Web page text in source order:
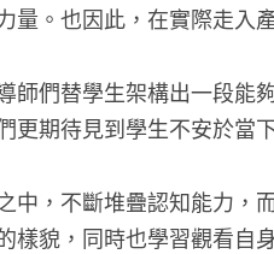
量。也因此，在實際走入
師們替學生架構出一段能
更期待見到學生不安於當
中，不斷堆疊認知能力，
貌，同時也學習觀看自